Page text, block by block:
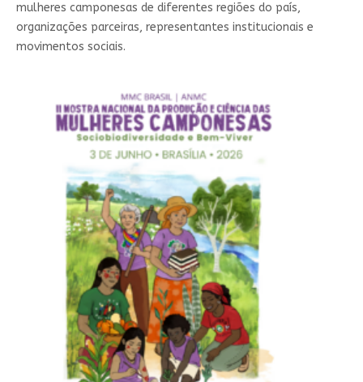
mulheres camponesas de diferentes regiões do país,
organizações parceiras, representantes institucionais e
movimentos sociais.